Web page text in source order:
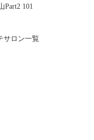
Part2 101
サロン一覧